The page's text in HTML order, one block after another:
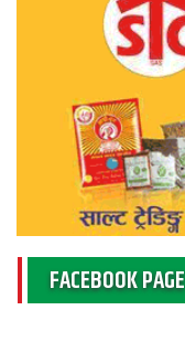
FACEBOOK PAGE